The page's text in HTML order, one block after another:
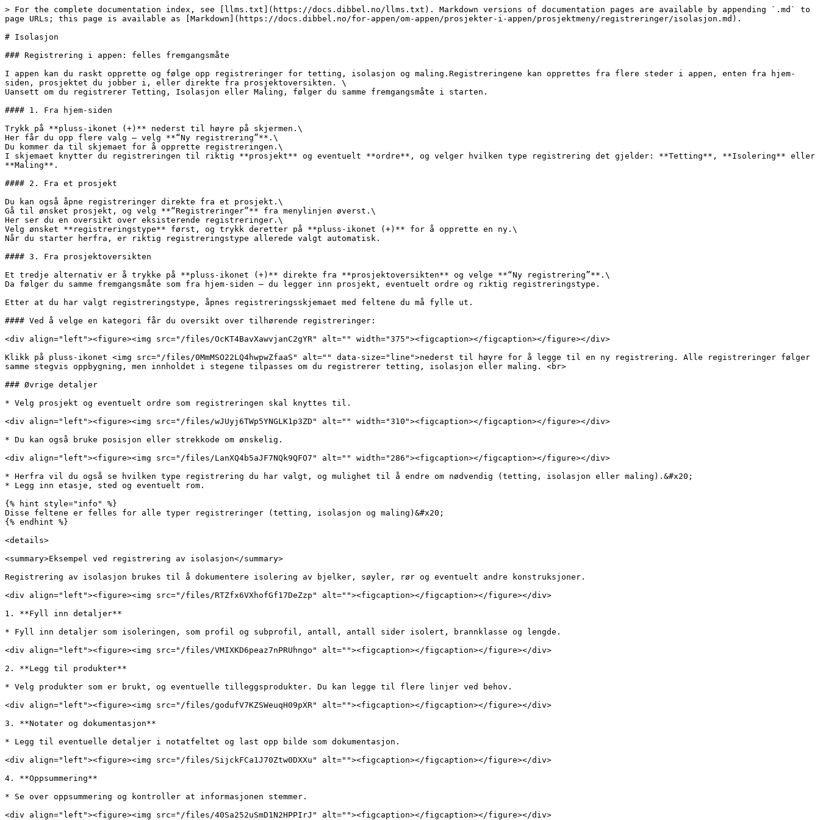
> For the complete documentation index, see [llms.txt](https://docs.dibbel.no/llms.txt). Markdown versions of documentation pages are available by appending `.md` to
page URLs; this page is available as [Markdown](https://docs.dibbel.no/for-appen/om-appen/prosjekter-i-appen/prosjektmeny/registreringer/isolasjon.md).
# Isolasjon
### Registrering i appen: felles fremgangsmåte
I appen kan du raskt opprette og følge opp registreringer for tetting, isolasjon og maling.Registreringene kan opprettes fra flere steder i appen, enten fra hjem-
siden, prosjektet du jobber i, eller direkte fra prosjektoversikten. \
Uansett om du registrerer Tetting, Isolasjon eller Maling, følger du samme fremgangsmåte i starten.
#### 1. Fra hjem-siden
Trykk på **pluss-ikonet (+)** nederst til høyre på skjermen.\
Her får du opp flere valg – velg **“Ny registrering”**.\
Du kommer da til skjemaet for å opprette registreringen.\
I skjemaet knytter du registreringen til riktig **prosjekt** og eventuelt **ordre**, og velger hvilken type registrering det gjelder: **Tetting**, **Isolering** eller
**Maling**.
#### 2. Fra et prosjekt
Du kan også åpne registreringer direkte fra et prosjekt.\
Gå til ønsket prosjekt, og velg **“Registreringer”** fra menylinjen øverst.\
Her ser du en oversikt over eksisterende registreringer.\
Velg ønsket **registreringstype** først, og trykk deretter på **pluss-ikonet (+)** for å opprette en ny.\
Når du starter herfra, er riktig registreringstype allerede valgt automatisk.
#### 3. Fra prosjektoversikten
Et tredje alternativ er å trykke på **pluss-ikonet (+)** direkte fra **prosjektoversikten** og velge **“Ny registrering”**.\
Da følger du samme fremgangsmåte som fra hjem-siden – du legger inn prosjekt, eventuelt ordre og riktig registreringstype.
Etter at du har valgt registreringstype, åpnes registreringsskjemaet med feltene du må fylle ut.
#### Ved å velge en kategori får du oversikt over tilhørende registreringer:
<div align="left"><figure><img src="/files/OcKT4BavXawvjanC2gYR" alt="" width="375"><figcaption></figcaption></figure></div>
Klikk på pluss-ikonet <img src="/files/0MmMSO22LQ4hwpwZfaaS" alt="" data-size="line">nederst til høyre for å legge til en ny registrering. Alle registreringer følger
samme stegvis oppbygning, men innholdet i stegene tilpasses om du registrerer tetting, isolasjon eller maling. <br>
### Øvrige detaljer
* Velg prosjekt og eventuelt ordre som registreringen skal knyttes til.
<div align="left"><figure><img src="/files/wJUyj6TWp5YNGLK1p3ZD" alt="" width="310"><figcaption></figcaption></figure></div>
* Du kan også bruke posisjon eller strekkode om ønskelig.
<div align="left"><figure><img src="/files/LanXQ4b5aJF7NQk9QFO7" alt="" width="286"><figcaption></figcaption></figure></div>
* Herfra vil du også se hvilken type registrering du har valgt, og mulighet til å endre om nødvendig (tetting, isolasjon eller maling).&#x20;
* Legg inn etasje, sted og eventuelt rom.
{% hint style="info" %}
Disse feltene er felles for alle typer registreringer (tetting, isolasjon og maling)&#x20;
{% endhint %}
<details>
<summary>Eksempel ved registrering av isolasjon</summary>
Registrering av isolasjon brukes til å dokumentere isolering av bjelker, søyler, rør og eventuelt andre konstruksjoner.
<div align="left"><figure><img src="/files/RTZfx6VXhofGf17DeZzp" alt=""><figcaption></figcaption></figure></div>
1. **Fyll inn detaljer**
* Fyll inn detaljer som isoleringen, som profil og subprofil, antall, antall sider isolert, brannklasse og lengde.
<div align="left"><figure><img src="/files/VMIXKD6peaz7nPRUhngo" alt=""><figcaption></figcaption></figure></div>
2. **Legg til produkter**
* Velg produkter som er brukt, og eventuelle tilleggsprodukter. Du kan legge til flere linjer ved behov.
<div align="left"><figure><img src="/files/godufV7KZSWeuqH09pXR" alt=""><figcaption></figcaption></figure></div>
3. **Notater og dokumentasjon**
* Legg til eventuelle detaljer i notatfeltet og last opp bilde som dokumentasjon.
<div align="left"><figure><img src="/files/SijckFCa1J70Ztw0DXXu" alt=""><figcaption></figcaption></figure></div>
4. **Oppsummering**
* Se over oppsummering og kontroller at informasjonen stemmer.
<div align="left"><figure><img src="/files/40Sa252uSmD1N2HPPIrJ" alt=""><figcaption></figcaption></figure></div>